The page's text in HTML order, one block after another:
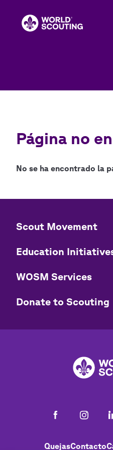
contenido
Página no
No se ha encontrado la
Quick
​​Scout Movement
Education
WOSM Services
​​Donate to Scouting
QuejasContacto